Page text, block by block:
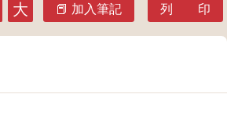
大 加入筆記 列 印